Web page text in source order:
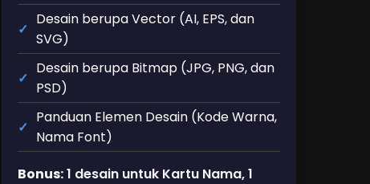
Desain berupa Vector (AI, EPS, dan
SVG)
Desain berupa Bitmap (JPG, PNG, dan
PSD)
Panduan Elemen Desain (Kode Warna,
Nama Font)
Bonus:1 desain untuk Kartu Nama, 1